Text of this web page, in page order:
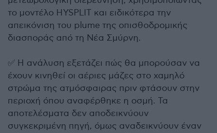
το μοντέλο HYSPLIT και ειδικότερα την
απεικόνιση του plume της οπισθοδρομικής
διασποράς από τη Νέα Σμύρνη.
✅ Η ανάλυση εξετάζει πώς θα μπορούσαν να
έχουν κινηθεί οι αέριες μάζες στο χαμηλό
στρώμα της ατμόσφαιρας πριν φτάσουν στην
περιοχή όπου αναφέρθηκε η οσμή. Τα
αποτελέσματα δεν αποδεικνύουν
συγκεκριμένη πηγή, όμως αναδεικνύουν έναν